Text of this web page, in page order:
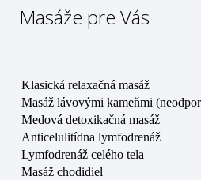
Masáže pre Vás
Klasická relaxačná masáž
Masáž lávovými kameňmi
Medová detoxikačná masáž
Anticelulitídna lymfodrenáž
Lymfodrenáž celého tela
Masáž chodidiel